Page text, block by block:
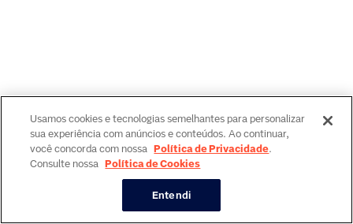
Usamos cookies e tecnologias semelhantes para personalizar
sua experiência com anúncios e conteúdos. Ao continuar,
você concorda com nossa Política de Privacidade.
Consulte nossa Política de Cookies
Entendi